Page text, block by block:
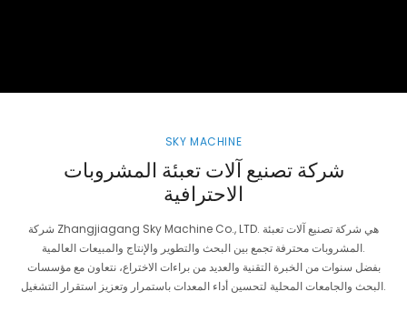
SKY MACHINE
شركة تصنيع آلات تعبئة المشروبات
الاحترافية
شركة Zhangjiagang Sky Machine Co., LTD. هي شركة تصنيع آلات تعبئة
المشروبات محترفة تجمع بين البحث والتطوير والإنتاج والمبيعات العالمية.
بفضل سنوات من الخبرة التقنية والعديد من براءات الاختراع، نتعاون مع مؤسسات
البحث والجامعات المحلية لتحسين أداء المعدات باستمرار وتعزيز استقرار التشغيل.